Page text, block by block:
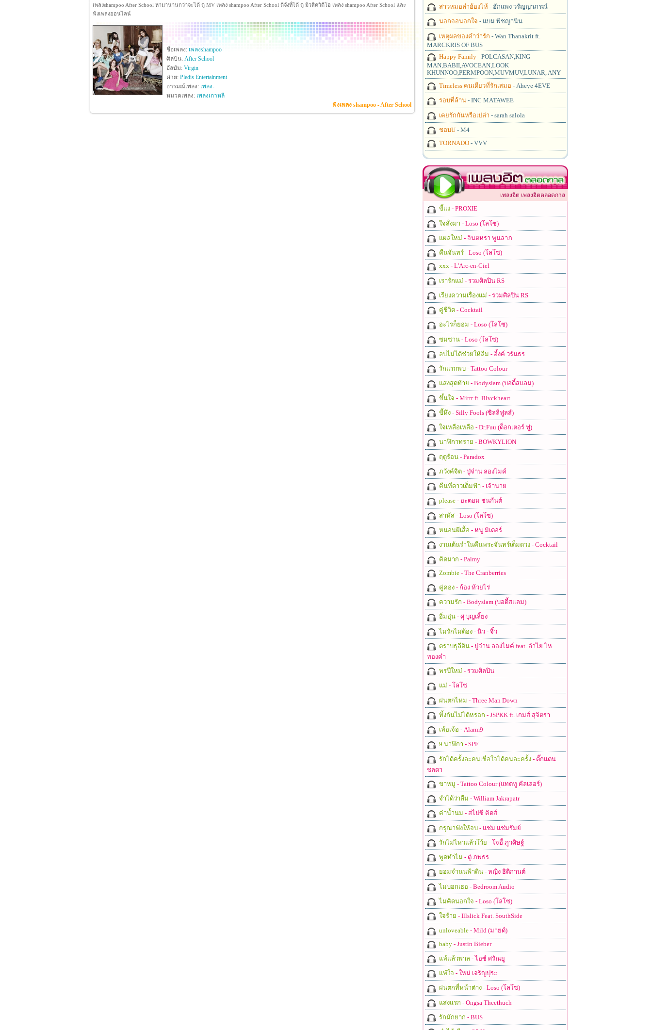
เพลงshampoo After School หามานานกว่าจะได้ ดู MV เพลง shampoo After School ดีจังที่ได้ ดู มิวสิควิดีโอ เพลง shampoo After School และ
ฟังเพลงออนไลน์
ชื่อเพลง: เพลงshampoo
ศิลปิน: After School
อัลบัม: Virgin
ค่าย: Pledis Entertainment
อารมณ์เพลง: เพลง-
หมวดเพลง: เพลงเกาหลี
ฟังเพลง shampoo - After School
สาวหมอลำฮ้องไห้ - ฮักแพง วรัญญาภรณ์
นอกจอนอกใจ - แบม พิชญานิน
เหตุผลของคำว่ารัก - Wan Thanakrit ft.
MARCKRIS OF BUS
Happy Family- POLCASAN,KING
MAN,BABII,AVOCEAN,LOOK
KHUNNOO,PERMPOON,MUVMUV,LUNAR, ANY
Timeless คนเดียวที่รักเสมอ - Aheye 4EVE
รอบที่ล้าน- INC MATAWEE
เคยรักกันหรือเปล่า - sarah salola
ชอบU- M4
TORNADO- VVV
เพลงฮิต เพลงฮิตตลอดกาล
ขี้แง- PROXIE
ใจสั่งมา - Loso (โลโซ)
แผลใหม่ - จินตหรา พูนลาภ
คืนจันทร์- Loso (โลโซ)
xxx- L'Arc-en-Ciel
เรารักแม่ - รวมศิลปิน RS
เรียงความเรื่องแม่ - รวมศิลปิน RS
คู่ชีวิต- Cocktail
อะไรก็ยอม - Loso (โลโซ)
ซมซาน- Loso (โลโซ)
ลบไม่ได้ช่วยให้ลืม - อิ้งค์ วรันธร
รักแรกพบ- Tattoo Colour
แสงสุดท้าย - Bodyslam (บอดี้สแลม)
ขึ้นใจ - Mirrr ft. Blvckheart
ขี้หึง- Silly Fools (ซิลลี่ฟูลส์)
ใจเหลือเหลือ - Dr.Fuu (ด็อกเตอร์ ฟู)
นาฬิกาทราย - BOWKYLION
ฤดูร้อน- Paradox
ภวังค์จิต- ปู่จ๋าน ลองไมค์
คืนที่ดาวเต็มฟ้า - เจ้านาย
please- อะตอม ชนกันต์
สาหัส- Loso (โลโซ)
หนอนผีเสื้อ - หนู มิเตอร์
งานเต้นรำในคืนพระจันทร์เต็มดวง- Cocktail
คิดมาก - Palmy
Zombie- The Cranberries
คู่คอง- ก้อง ห้วยไร่
ความรัก - Bodyslam (บอดี้สแลม)
อิ่มอุ่น- ศุ บุญเลี้ยง
ไม่รักไม่ต้อง- นิว - จิ๋ว
ตราบธุลีดิน- ปู่จ๋าน ลองไมค์ feat. ลำไย ไห
ทองคำ
พรปีใหม่ - รวมศิลปิน
แม่ - โลโซ
ฝนตกไหม - Three Man Down
ทิ้งกันไม่ได้หรอก - JSPKK ft. เกมส์ สุจิตรา
เพ้อเจ้อ - Alarm9
9 นาฬิกา - SPF
รักได้ครั้งละคนเชื่อใจได้คนละครั้ง- ตั๊กแตน
ชลดา
ขาหมู - Tattoo Colour (แทตทู คัลเลอร์)
จำได้ว่าลืม - William Jakrapatr
ค่าน้ำนม - สไปซี่ คิดส์
กรุณาฟังให้จบ- แช่ม แช่มรัมย์
รักไม่ไหวแล้วโว้ย - โจอี้ ภูวศิษฐ์
พูดทำไม - ตู่ ภพธร
ยอมจำนนฟ้าดิน- หญิง ธิติกานต์
ไม่บอกเธอ - Bedroom Audio
ไม่คิดนอกใจ - Loso (โลโซ)
ใจร้าย - Illslick Feat. SouthSide
unloveable- Mild (มายด์)
baby- Justin Bieber
แพ้แล้วพาล - ไอซ์ ศรัณยู
แพ้ใจ - ใหม่ เจริญปุระ
ฝนตกที่หน้าต่าง- Loso (โลโซ)
แสงแรก - Ongsa Theethuch
รักมักยาก - BUS